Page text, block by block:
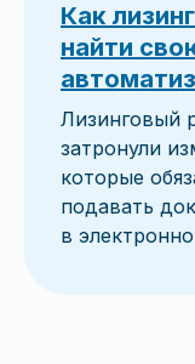
Как
найти
Лизинговый
затронули
которые
подавать
в